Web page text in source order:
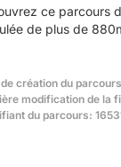
ce parcours
de plus de
création du
modification de la
du parcours: